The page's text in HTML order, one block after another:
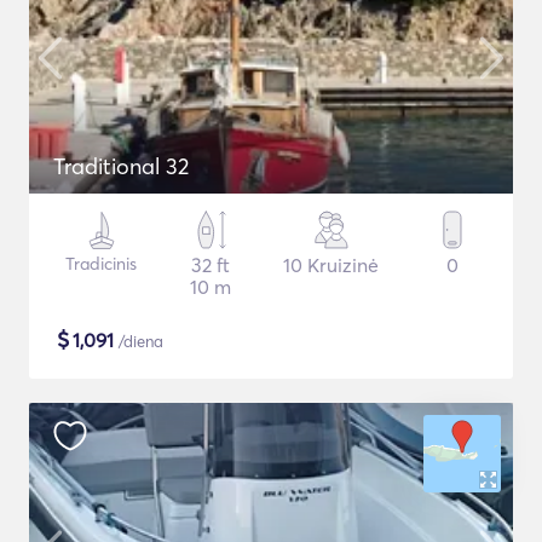
Traditional 32
Tradicinis
32 ft
10 m
10 Kruizinė 0
$1,091 /diena